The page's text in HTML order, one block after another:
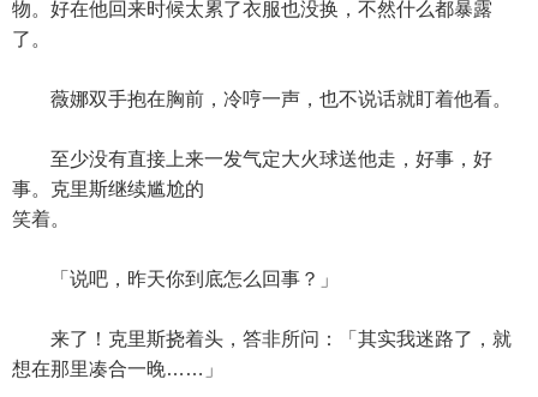
物。好在他回来时候太累了衣服也没换，不然什么都暴露
了。
薇娜双手抱在胸前，冷哼一声，也不说话就盯着他看。
至少没有直接上来一发气定大火球送他走，好事，好
事。克里斯继续尴尬的
笑着。
「说吧，昨天你到底怎么回事？」
来了！克里斯挠着头，答非所问：「其实我迷路了，就
想在那里凑合一晚……」